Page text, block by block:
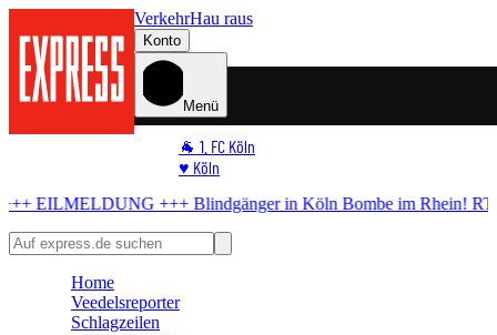
VerkehrHau raus
Konto
Menü
🐐 1. FC Köln
♥️ Köln
🏆 Sport
🛒 Shoppingwelt
+++Blindgänger in Köln Bombe im Rhein! RTL liegt im
Home
Veedelsreporter
Schlagzeilen